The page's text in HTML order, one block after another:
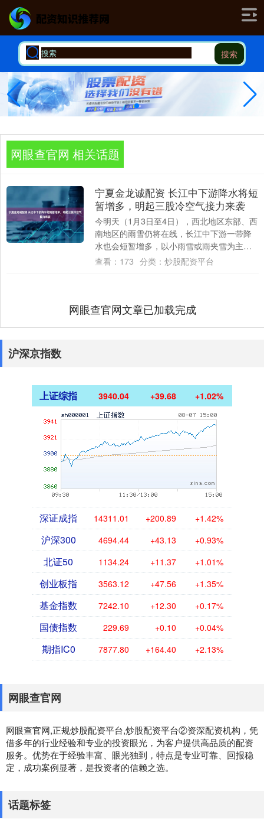
搜索
网眼查官网 相关话题
宁夏金龙诚配资 长江中下游降水将短
暂增多，明起三股冷空气接力来袭
今明天（1月3日至4日），西北地区东部、西
南地区的雨雪仍将在线，长江中下游一带降
水也会短暂增多，以小雨雪或雨夹雪为主。
目前处于冷空气影响间歇期，中东部各地气
查看： 173 分类： 炒股配资平台
网眼查官网文章已加载完成
沪深京指数
上证综指 3940.04 +39.68 +1.02%
深证成指 14311.01 +200.89 +1.42%
沪深300 4694.44 +43.13 +0.93%
北证50 1134.24 +11.37 +1.01%
创业板指 3563.12 +47.56 +1.35%
基金指数 7242.10 +12.30 +0.17%
国债指数 229.69 +0.10 +0.04%
期指IC0 7877.80 +164.40 +2.13%
网眼查官网
网眼查官网,正规炒股配资平台,炒股配资平台②资深配资机构，凭
借多年的行业经验和专业的投资眼光，为客户提供高品质的配资
服务。优势在于经验丰富、眼光独到，特点是专业可靠、回报稳
定，成功案例显著，是投资者的信赖之选。
话题标签